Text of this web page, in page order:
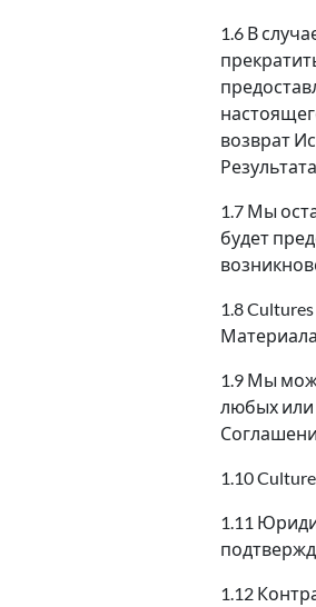
1.6 В
возврат
1.7 Мы
будет
1.8
1.9 Мы
любых или
1.10
1.11
1.12